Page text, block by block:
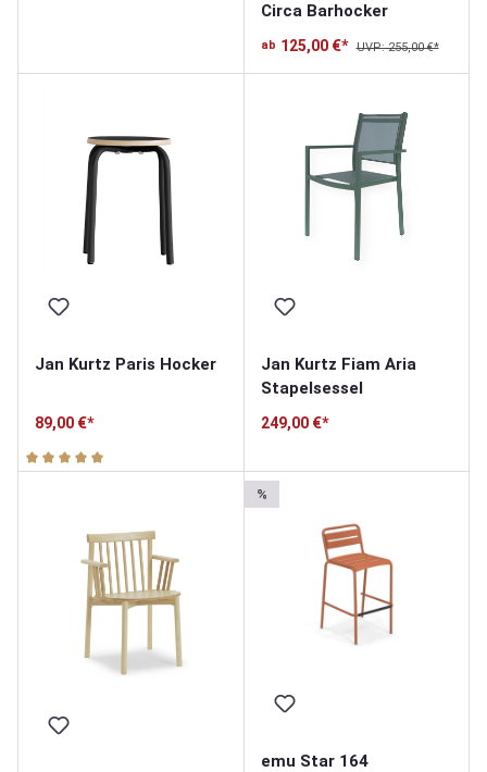
Circa Barhocker
ab 125,00 €* UVP: 255,00 €*
Jan Kurtz Paris Hocker
89,00 €*
Durchschnittliche Bewertung von 5 von 5 Sternen
Jan Kurtz Fiam Aria
Stapelsessel
249,00 €*
%
emu Star 164